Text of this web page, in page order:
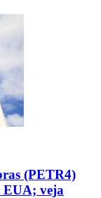
(PETR4)
EUA; veja